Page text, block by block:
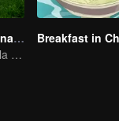
Heart Signal (China Version) S8
Perjalanan Bermula dengan Cinta
Breakfast in